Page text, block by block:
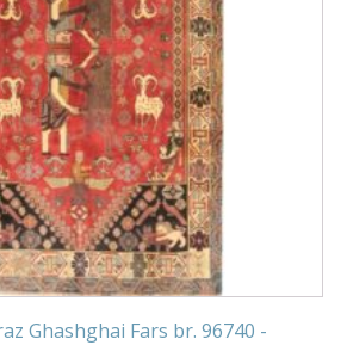
Ghashghai Fars br. 96740 -